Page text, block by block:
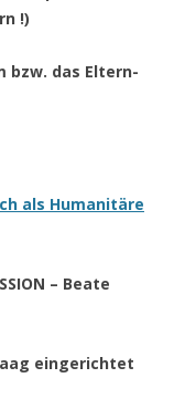
!)
bzw. das Eltern-
als Humanitäre
– Beate
eingerichtet